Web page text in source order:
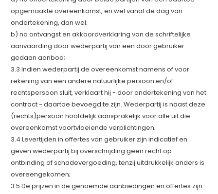
opgemaakte overeenkomst, en wel vanaf de dag van
ondertekening, dan wel;
b) na ontvangst en akkoordverklaring van de schriftelijke
aanvaarding door wederpartij van een door gebruiker
gedaan aanbod;
3.3 Indien wederpartij de overeenkomst namens of voor
rekening van een andere natuurlijke persoon en/of
rechtspersoon sluit, verklaart hij - door ondertekening van het
contract - daartoe bevoegd te zijn. Wederpartij is naast deze
(rechts)persoon hoofdelijk aansprakelijk voor alle uit die
overeenkomst voortvloeiende verplichtingen;
3.4 Levertijden in offertes van gebruiker zijn indicatief en
geven wederpartij bij overschrijding geen recht op
ontbinding of schadevergoeding, tenzij uitdrukkelijk anders is
overeengekomen;
3.5 De prijzen in de genoemde aanbiedingen en offertes zijn